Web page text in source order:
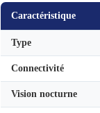
Caractéristique
Type
Connectivité
Vision nocturne